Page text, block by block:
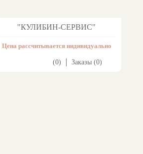
"КУЛИБИН-СЕРВИС"
Цена рассчитывается индивидуально
(0) Заказы (0)